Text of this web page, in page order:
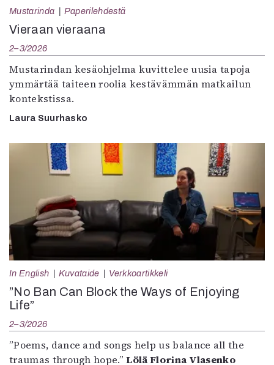
Mustarinda Paperilehdestä
Vieraan vieraana
2–3/2026
Mustarindan kesäohjelma kuvittelee uusia tapoja
ymmärtää taiteen roolia kestävämmän matkailun
kontekstissa.
Laura Suurhasko
In English Kuvataide Verkkoartikkeli
”No Ban Can Block the Ways of Enjoying
Life”
2–3/2026
”Poems, dance and songs help us balance all the
traumas through hope.”Lölä Florina Vlasenko